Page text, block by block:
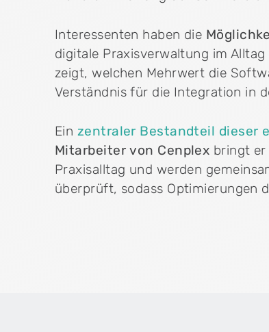
WEITERE PRODUKTE
Cenplex Booking
Online-Terminbuchung, die deinen
Verwaltungsaufwand spürbar reduziert.
ZUSATZPRODUKTE
Cenplex Datenschutz in der Praxis
Datenschutzerklärung speziell für
Interessenten haben die
digitale Praxisverwaltung im
zeigt, welchen Mehrwert die
Verständnis für die Integration in
Ein zentraler Bestandteil dieser
Mitarbeiter von Cenplex bringt er
Praxisalltag und werden
überprüft, sodass Optimierungen